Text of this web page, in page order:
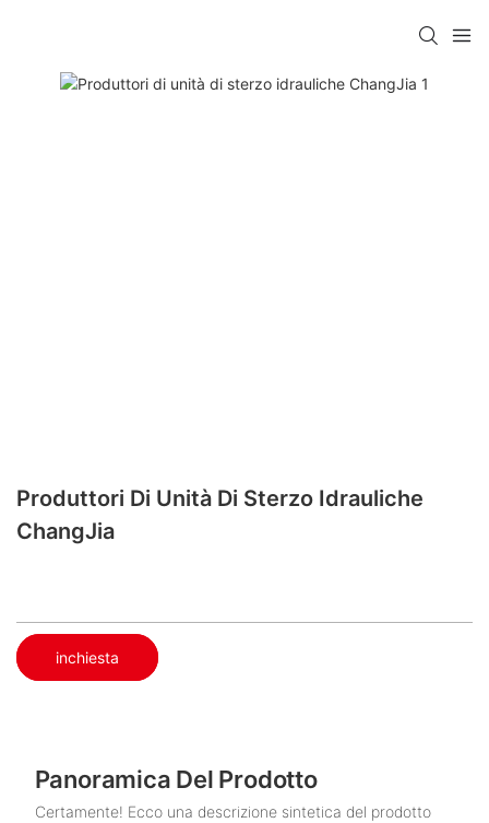
Produttori Di Unità Di Sterzo Idrauliche
ChangJia
inchiesta
Panoramica Del Prodotto
Certamente! Ecco una descrizione sintetica del prodotto